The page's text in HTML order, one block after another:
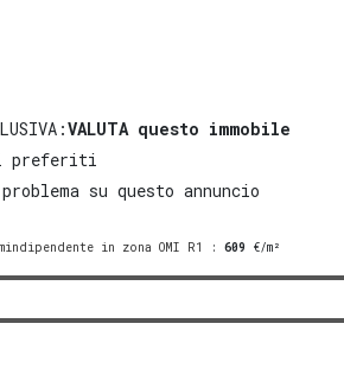
VALUTA questo immobile
preferiti
su questo annuncio
in zona OMI R1 : 609 €/m²